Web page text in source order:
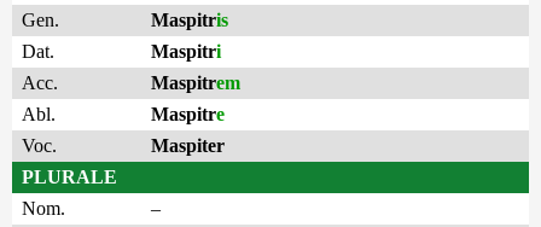
Gen.
Maspitris
Dat.
Maspitri
Acc.
Maspitrem
Abl.
Maspitre
Voc.
Maspiter
PLURALE
Nom.
–